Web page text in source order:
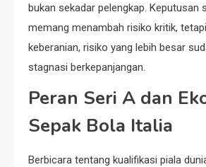
bukan sekadar pelengkap. Keputusan
memang menambah risiko kritik,
keberanian, risiko yang lebih besar
stagnasi berkepanjangan.
Peran Seri A dan
Sepak Bola Italia
Berbicara tentang kualifikasi piala